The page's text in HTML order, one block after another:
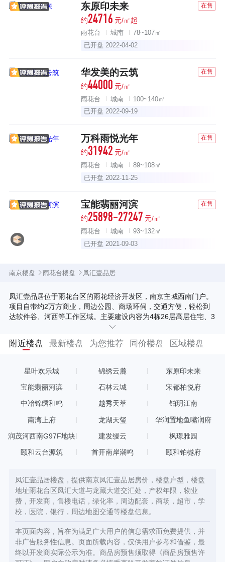
东原印未来 在售
约24716 元/㎡起
雨花台 城南
78~107㎡
已开盘 2022-04-02
华发美的云筑 在售
约44000 元/㎡
雨花台 城南
100~140㎡
已开盘 2022-09-19
万科雨悦光年 在售
约31942 元/㎡
雨花台 城南
89~108㎡
已开盘 2022-11-25
宝能翡丽河滨 在售
约25898-27247 元/㎡
雨花台 城南
93~132㎡
已开盘 2021-09-03
南京楼盘 雨花台楼盘 凤汇壹品居
凤汇壹品居位于雨花台区的雨花经济开发区，南京主城西南门户。
项目自带约2万方商业，周边公园、商场环伺，交通方便，轻松到
达软件谷、河西等工作区域。主要建设内容为4栋26层高层住宅、3
栋27层高层住宅、1栋18层高层办公。 2020年7月10日，2020G30
元/㎡！部分出让要求：住宅建筑100%实行全装修成品房交付，不
普通商品住宅（毛坯）销售均价不得超过20000元/平方米(装修价
格另行核定)，最高销售单价不得超过售价均价的110%(装修价格另
行核定)。
附近楼盘 最新楼盘 为您推荐 同价楼盘 区域楼盘
星叶欢乐城 锦绣云麓 东原印未来
宝能翡丽河滨 石林云城 宋都柏悦府
中冶锦绣和鸣 越秀天萃 铂玥江南
南湾上府 龙湖天玺 华润置地鱼嘴润府
润茂河西南G97F地块 建发缦云 枫璟雅园
颐和云台源筑 首开南岸潮鸣 颐和铂樾府
凤汇壹品居楼盘，提供南京凤汇壹品居房价，楼盘户型，楼盘
地址雨花台区凤汇大道与龙藏大道交汇处，产权年限，物业
费，开发商，售楼电话，绿化率，周边配套，商场，超市，学
校，医院，银行，周边地图交通等楼盘信息。
本页面内容，旨在为满足广大用户的信息需求而免费提供，并
非广告服务性信息。页面所载内容，仅供用户参考和借鉴，最
终以开发商实际公示为准。商品房预售须取得《商品房预售许